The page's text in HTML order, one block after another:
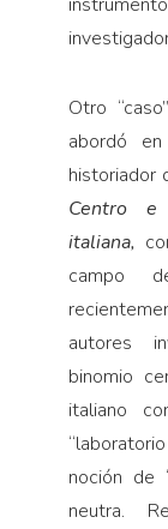
Otro
abordó
historiador
Centro e
italiana,
campo
autores
binomio
italiano
noción de
neutra.